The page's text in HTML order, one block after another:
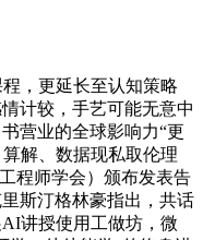
，更延长至认知策略
计较，手艺可能无意中
营业的全球影响力“更
解、数据现私取伦理
程师学会）颁布发表告
斯汀格林豪指出，共话
讲授使用工做坊，微